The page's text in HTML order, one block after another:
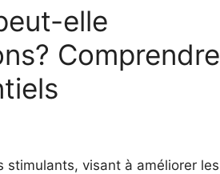
elle
Comprendre
visant à améliorer les